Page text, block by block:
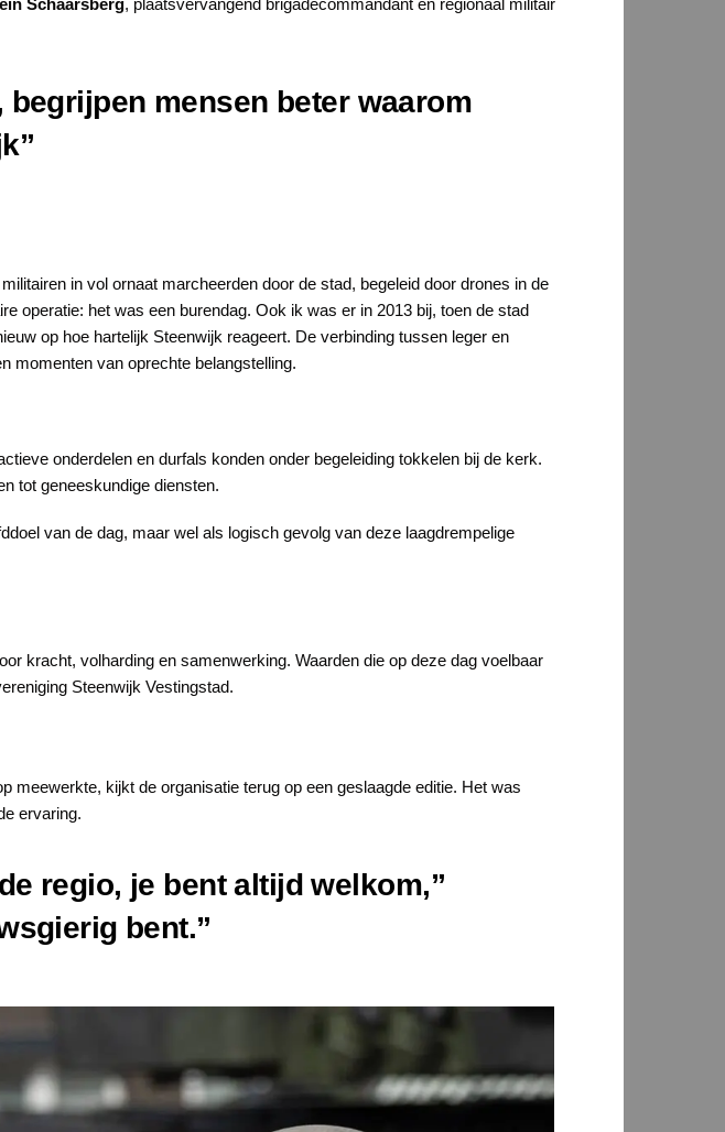
Schaarsberg, plaatsvervangend brigadecommandant en regionaal militair
mensen beter waarom
militairen in vol ornaat marcheerden door de stad, begeleid door drones in de
operatie: het was een burendag. Ook ik was er in 2013 bij, toen de stad
op hoe hartelijk Steenwijk reageert. De verbinding tussen leger en
momenten van oprechte belangstelling.
onderdelen en durfals konden onder begeleiding tokkelen bij de kerk.
tot geneeskundige diensten.
van de dag, maar wel als logisch gevolg van deze laagdrempelige
kracht, volharding en samenwerking. Waarden die op deze dag voelbaar
Steenwijk Vestingstad.
meewerkte, kijkt de organisatie terug op een geslaagde editie. Het was
ervaring.
regio, je bent altijd welkom,”
bent.”